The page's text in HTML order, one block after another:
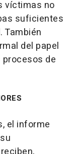
víctimas no
suficientes
También
del papel
procesos de
el informe